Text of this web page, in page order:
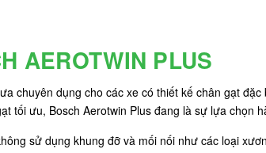
AEROTWIN PLUS
chuyên dụng cho các xe có thiết kế chân gạt
tối ưu, Bosch Aerotwin Plus đang là sự lựa chọn
sử dụng khung đỡ và mối nối như các loại